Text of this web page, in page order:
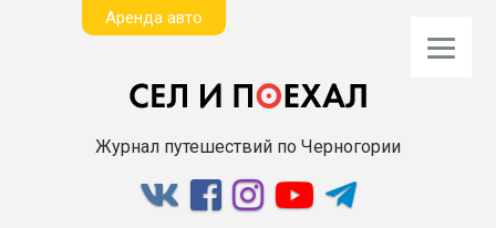
Aренда авто
Журнал путешествий по Черногории